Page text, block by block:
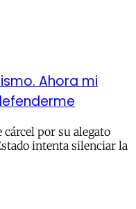
Ahora mi
cárcel por su alegato
intenta silenciar la